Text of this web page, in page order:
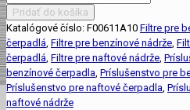
Pridať do košíka
Katalógové číslo: F00611A10 Filtre pre
čerpadlá Filtre pre benzínové nádrže
čerpadlá Filtre pre naftové nádrže
benzínové čerpadla Príslušenstvo pre
Príslušenstvo pre naftové čerpadla
naftové nádrže